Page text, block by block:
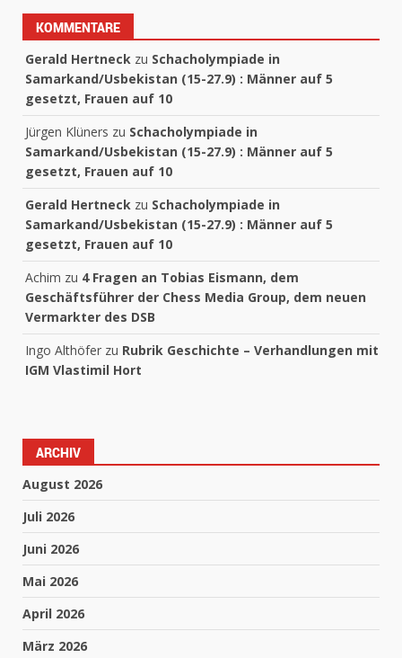
KOMMENTARE
Gerald Hertneck zu Schacholympiade in
Samarkand/Usbekistan (15-27.9) : Männer auf 5
gesetzt, Frauen auf 10
Jürgen Klüners zu Schacholympiade in
Samarkand/Usbekistan (15-27.9) : Männer auf 5
gesetzt, Frauen auf 10
Gerald Hertneck zu Schacholympiade in
Samarkand/Usbekistan (15-27.9) : Männer auf 5
gesetzt, Frauen auf 10
Achim zu 4 Fragen an Tobias Eismann, dem
Geschäftsführer der Chess Media Group, dem neuen
Vermarkter des DSB
Ingo Althöfer zu Rubrik Geschichte – Verhandlungen mit
IGM Vlastimil Hort
ARCHIV
August 2026
Juli 2026
Juni 2026
Mai 2026
April 2026
März 2026